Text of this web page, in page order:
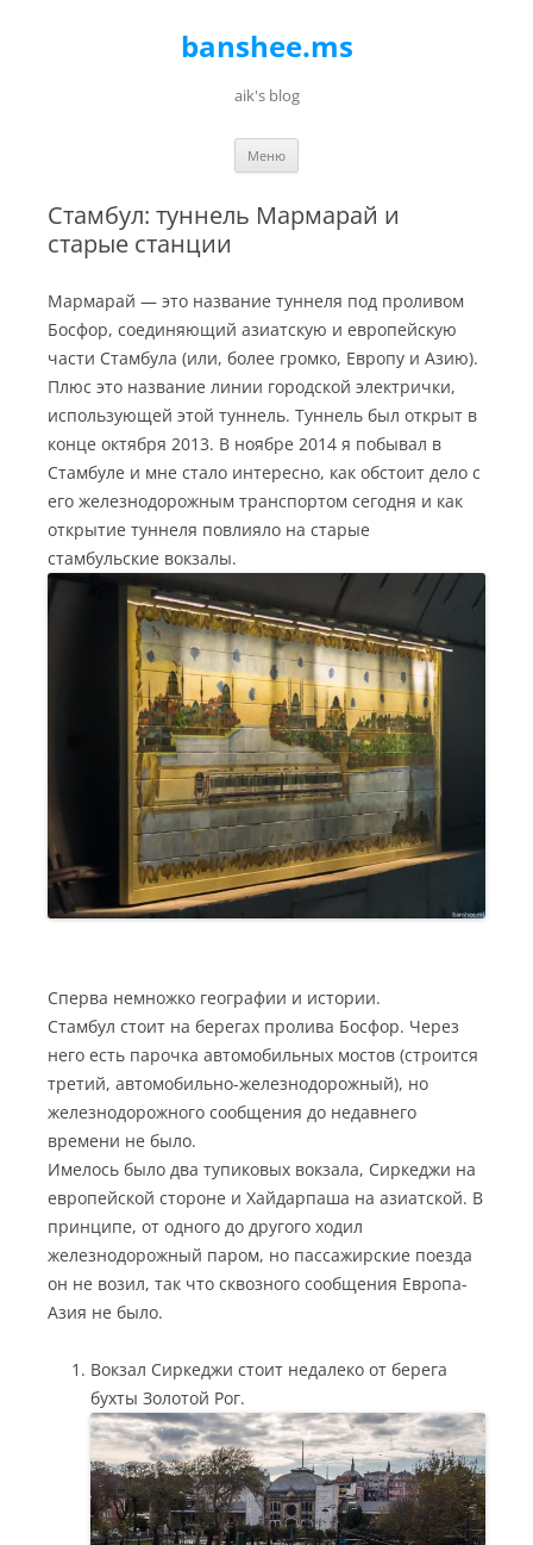
banshee.ms
aik's blog
Меню
Стамбул: туннель Мармарай и
старые станции
Мармарай — это название туннеля под проливом
Босфор, соединяющий азиатскую и европейскую
части Стамбула (или, более громко, Европу и Азию).
Плюс это название линии городской электрички,
использующей этой туннель. Туннель был открыт в
конце октября 2013. В ноябре 2014 я побывал в
Стамбуле и мне стало интересно, как обстоит дело с
его железнодорожным транспортом сегодня и как
открытие туннеля повлияло на старые
стамбульские вокзалы.
Сперва немножко географии и истории.
Стамбул стоит на берегах пролива Босфор. Через
него есть парочка автомобильных мостов (строится
третий, автомобильно-железнодорожный), но
железнодорожного сообщения до недавнего
времени не было.
Имелось было два тупиковых вокзала, Сиркеджи на
европейской стороне и Хайдарпаша на азиатской. В
принципе, от одного до другого ходил
железнодорожный паром, но пассажирские поезда
он не возил, так что сквозного сообщения Европа-
Азия не было.
Вокзал Сиркеджи стоит недалеко от берега
бухты Золотой Рог.